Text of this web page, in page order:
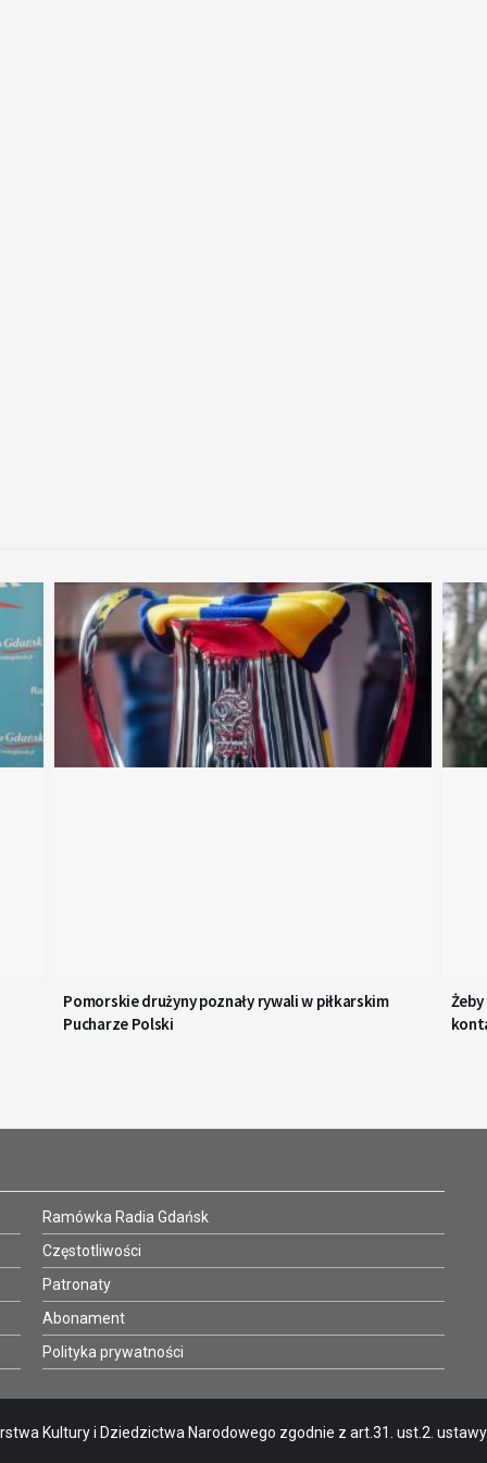
Pomorskie drużyny poznały rywali w piłkarskim
Pucharze Polski
Ramówka Radia Gdańsk
Częstotliwości
Patronaty
Abonament
Polityka prywatności
Kultury i Dziedzictwa Narodowego zgodnie z art.31. ust.2.